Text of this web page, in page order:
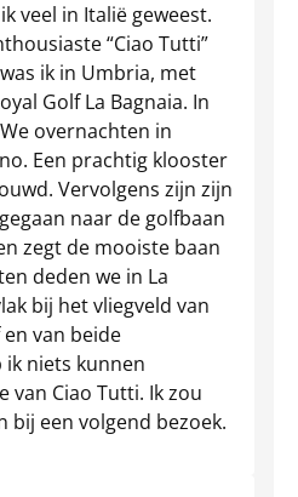
veel in Italië geweest.
“Ciao Tutti”
ik in Umbria, met
Golf La Bagnaia. In
overnachten in
Een prachtig klooster
Vervolgens zijn zijn
naar de golfbaan
zegt de mooiste baan
deden we in La
bij het vliegveld van
van beide
niets kunnen
van Ciao Tutti. Ik zou
bij een volgend bezoek.